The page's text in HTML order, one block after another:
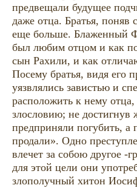
предвещали будущее
даже отца. Братья, поняв
еще больше. Блаженный
был любим отцом и как
сын Рахили, и как
Посему братья, видя его
уязвлялись завистью и
расположить к нему отца,
злословию; не достигнув
предприняли погубить, а
продали». Одно
влечет за собою другое -
для этой цели они
злополучный хитон